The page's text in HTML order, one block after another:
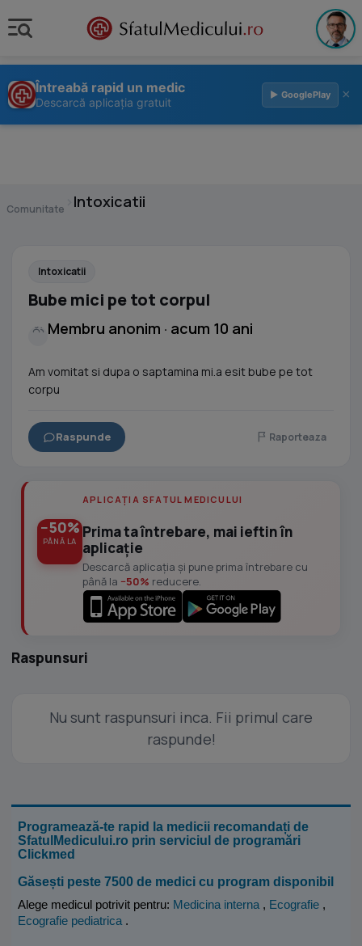
Întreabă rapid un medic
Descarcă aplicația gratuit
▶ GooglePlay ×
Comunitate Intoxicatii
Intoxicatii
Bube mici pe tot corpul
Membru anonim · acum 10 ani
Am vomitat si dupa o saptamina mi.a esit bube pe tot
corpu
Raspunde Raporteaza
−50%
PÂNĂ LA
APLICAȚIA SFATUL MEDICULUI
Prima ta întrebare, mai ieftin în
aplicație
Descarcă aplicația și pune prima întrebare cu
până la −50% reducere.
Raspunsuri
Nu sunt raspunsuri inca. Fii primul care
raspunde!
Programează-te rapid la medicii recomandați de
SfatulMedicului.ro prin serviciul de programări
Clickmed
Găsești peste 7500 de medici cu program disponibil
Alege medicul potrivit pentru: Medicina interna , Ecografie ,
Ecografie pediatrica .